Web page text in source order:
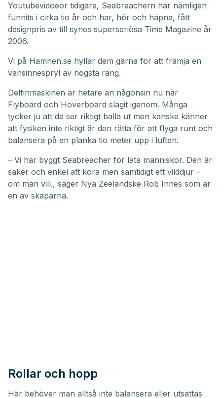
Youtubevidoeor tidigare, Seabreachern har nämligen
funnits i cirka tio år och har, hör och häpna, fått
designpris av till synes superseriösa Time Magazine år
2006.
Vi på Hamnen.se hyllar dem gärna för att främja en
vansinnespryl av högsta rang.
Delfinmaskinen är hetare än någonsin nu när
Flyboard och Hoverboard slagit igenom. Många
tycker ju att de ser riktigt balla ut men kanske känner
att fysiken inte riktigt är den rätta för att flyga runt och
balansera på en planka tio meter upp i luften.
– Vi har byggt Seabreacher för lata människor. Den är
säker och enkel att köra men samtidigt ett vilddjur –
om man vill., säger Nya Zeeländske Rob Innes som är
en av skaparna.
Rollar och hopp
Här behöver man alltså inte balansera eller utsättas